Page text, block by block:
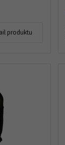
produktu